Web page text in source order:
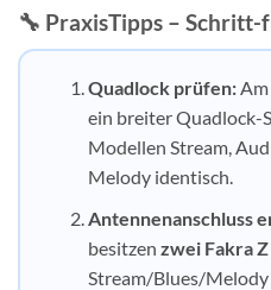
🔧 PraxisTipps –
Quadlock prüfen:Am
ein breiter Quadlock-
Modellen Stream,
Melody identisch.
Antennenanschluss
besitzen zwei Fakra Z
Stream/Blues/Melody